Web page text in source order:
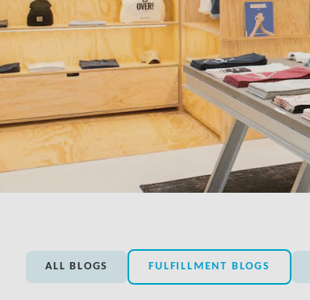
ALL BLOGS FULFILLMENT BLOGS